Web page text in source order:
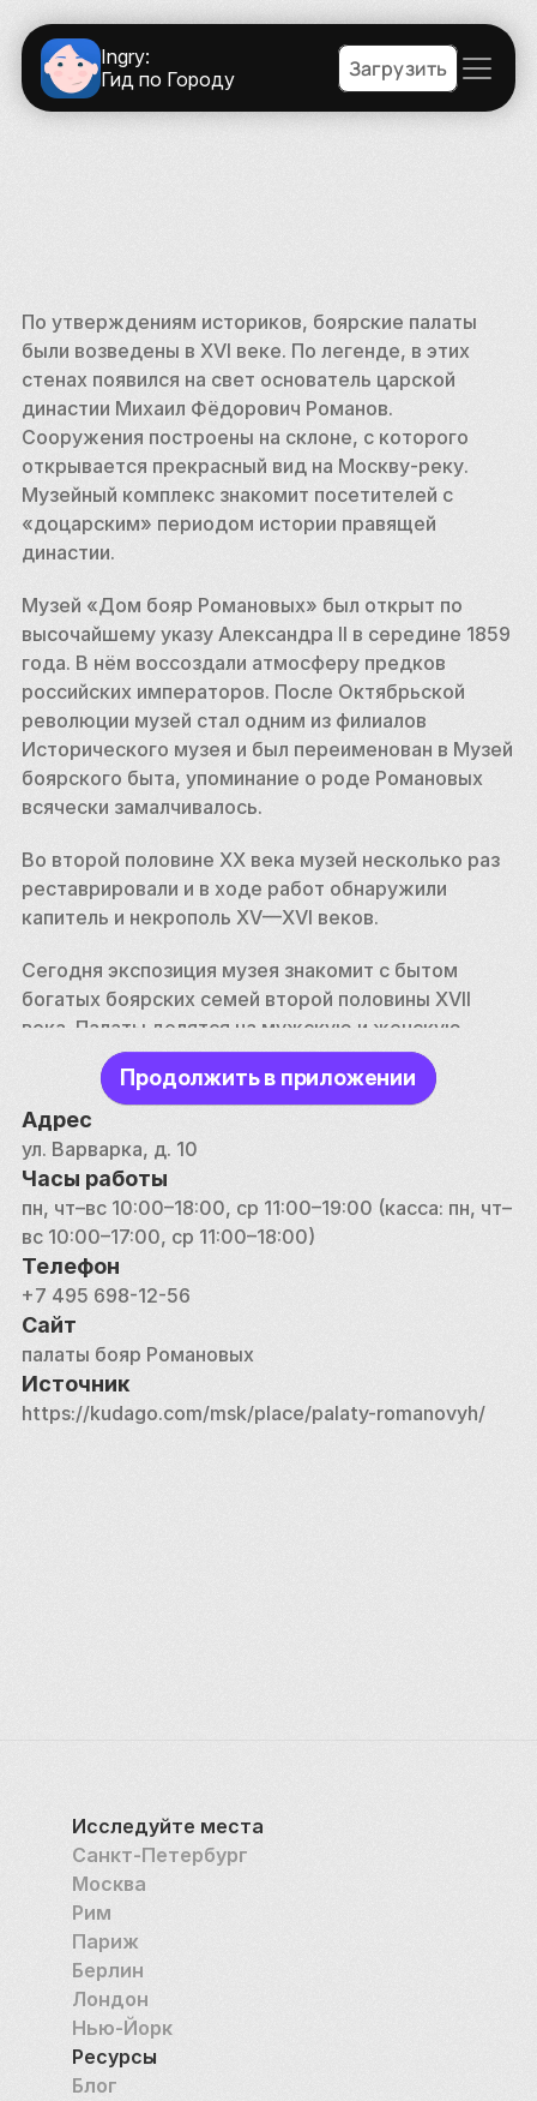
Ingry:
Гид по Городу
Загрузить
По утверждениям историков, боярские палаты
были возведены в XVI веке. По легенде, в этих
стенах появился на свет основатель царской
династии Михаил Фёдорович Романов.
Сооружения построены на склоне, с которого
открывается прекрасный вид на Москву-реку.
Музейный комплекс знакомит посетителей с
«доцарским» периодом истории правящей
династии.
Музей «Дом бояр Романовых» был открыт по
высочайшему указу Александра II в середине 1859
года. В нём воссоздали атмосферу предков
российских императоров. После Октябрьской
революции музей стал одним из филиалов
Исторического музея и был переименован в Музей
боярского быта, упоминание о роде Романовых
всячески замалчивалось.
Во второй половине XX века музей несколько раз
реставрировали и в ходе работ обнаружили
капитель и некрополь XV—XVI веков.
Сегодня экспозиция музея знакомит с бытом
богатых боярских семей второй половины XVII
века. Палаты делятся на мужскую и женскую
половины, подсобные помещения, библиотеку,
кладовые. В усадебном подвале находится
подземный археологический музей с гончарной
мастерской, построенной в период с XV по XVII
столетие.
Продолжить в приложении
Адрес
ул. Варварка, д. 10
Часы работы
пн, чт–вс 10:00–18:00, ср 11:00–19:00 (касса: пн, чт–
вс 10:00–17:00, ср 11:00–18:00)
Телефон
+7 495 698-12-56
Сайт
палаты бояр Романовых
Источник
https://kudago.com/msk/place/palaty-romanovyh/
Исследуйте места
Санкт-Петербург
Москва
Рим
Париж
Берлин
Лондон
Нью-Йорк
Ресурсы
Блог